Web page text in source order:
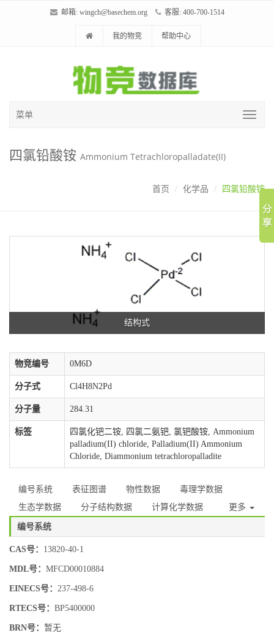
邮箱: wingch@basechem.org 客服: 400-700-1514
我的物竞 帮助中心
菜单
四氯铅酸铵 Ammonium Tetrachloropalladate(II)
首页 化学品 四氯铅酸铵
结构式
物竞编号 0M6D
分子式 Cl4H8N2Pd
分子量 284.31
标签
四氯化钯二铵, 四氯二氨钯, 氯钯酸铵, Ammonium
palladium(II) chloride, Palladium(II) Ammonium
Chloride, Diammonium tetrachloropalladite
编号系统 表征图谱 物性数据
毒理学数据
生态学数据
分子结构数据 计算化学数据 更多
编号系统
CAS号： 13820-40-1
MDL号： MFCD00010884
EINECS号： 237-498-6
RTECS号： BP5400000
BRN号： 暂无